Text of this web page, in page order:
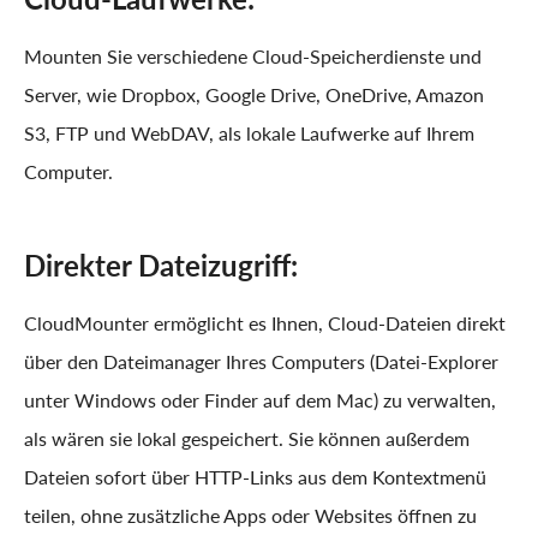
Mounten Sie verschiedene Cloud-Speicherdienste und
Server, wie Dropbox, Google Drive, OneDrive, Amazon
S3, FTP und WebDAV, als lokale Laufwerke auf Ihrem
Computer.
Direkter Dateizugriff:
CloudMounter ermöglicht es Ihnen, Cloud-Dateien direkt
über den Dateimanager Ihres Computers (Datei-Explorer
unter Windows oder Finder auf dem Mac) zu verwalten,
als wären sie lokal gespeichert. Sie können außerdem
Dateien sofort über HTTP-Links aus dem Kontextmenü
teilen, ohne zusätzliche Apps oder Websites öffnen zu